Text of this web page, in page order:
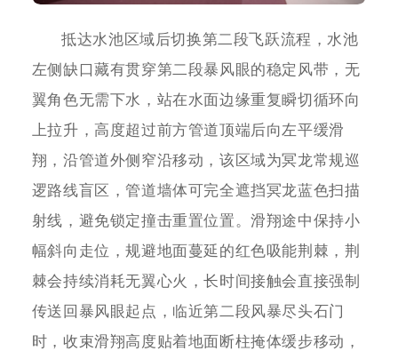
抵达水池区域后切换第二段飞跃流程，水池
左侧缺口藏有贯穿第二段暴风眼的稳定风带，无
翼角色无需下水，站在水面边缘重复瞬切循环向
上拉升，高度超过前方管道顶端后向左平缓滑
翔，沿管道外侧窄沿移动，该区域为冥龙常规巡
逻路线盲区，管道墙体可完全遮挡冥龙蓝色扫描
射线，避免锁定撞击重置位置。滑翔途中保持小
幅斜向走位，规避地面蔓延的红色吸能荆棘，荆
棘会持续消耗无翼心火，长时间接触会直接强制
传送回暴风眼起点，临近第二段风暴尽头石门
时，收束滑翔高度贴着地面断柱掩体缓步移动，